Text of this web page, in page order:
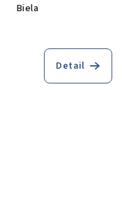
Biela
Detail